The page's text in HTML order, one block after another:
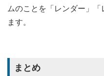
ムのことを「レンダー」
ます。
まとめ